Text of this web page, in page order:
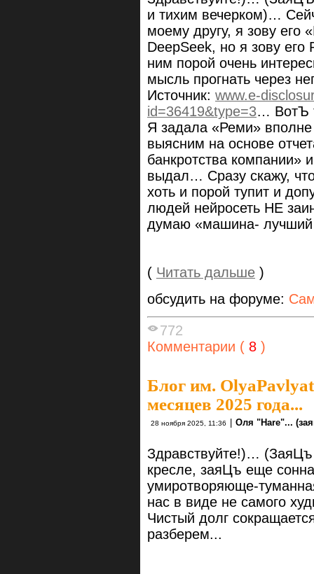
и тихим вечерком)…
моему другу, я зову его
DeepSeek, но я зову
ним порой очень
мысль прогнать через
Источник: www.e-
id=36419&type=3… ВотЪ
Я задала «Реми»
выясним на основе
банкротства
выдал… Сразу скажу,
хоть и порой тупит и
людей нейросеть НЕ
думаю «машина-
( Читать дальше )
обсудить на форуме:
772
Комментарии ( 8 )
Блог им.
месяцев 2025 года...
28 ноября 2025, 11:36 | Оля "Hare"...
Здравствуйте!)…
кресле, заяЦъ еще
умиротворяюще-
нас в виде не самого
Чистый долг